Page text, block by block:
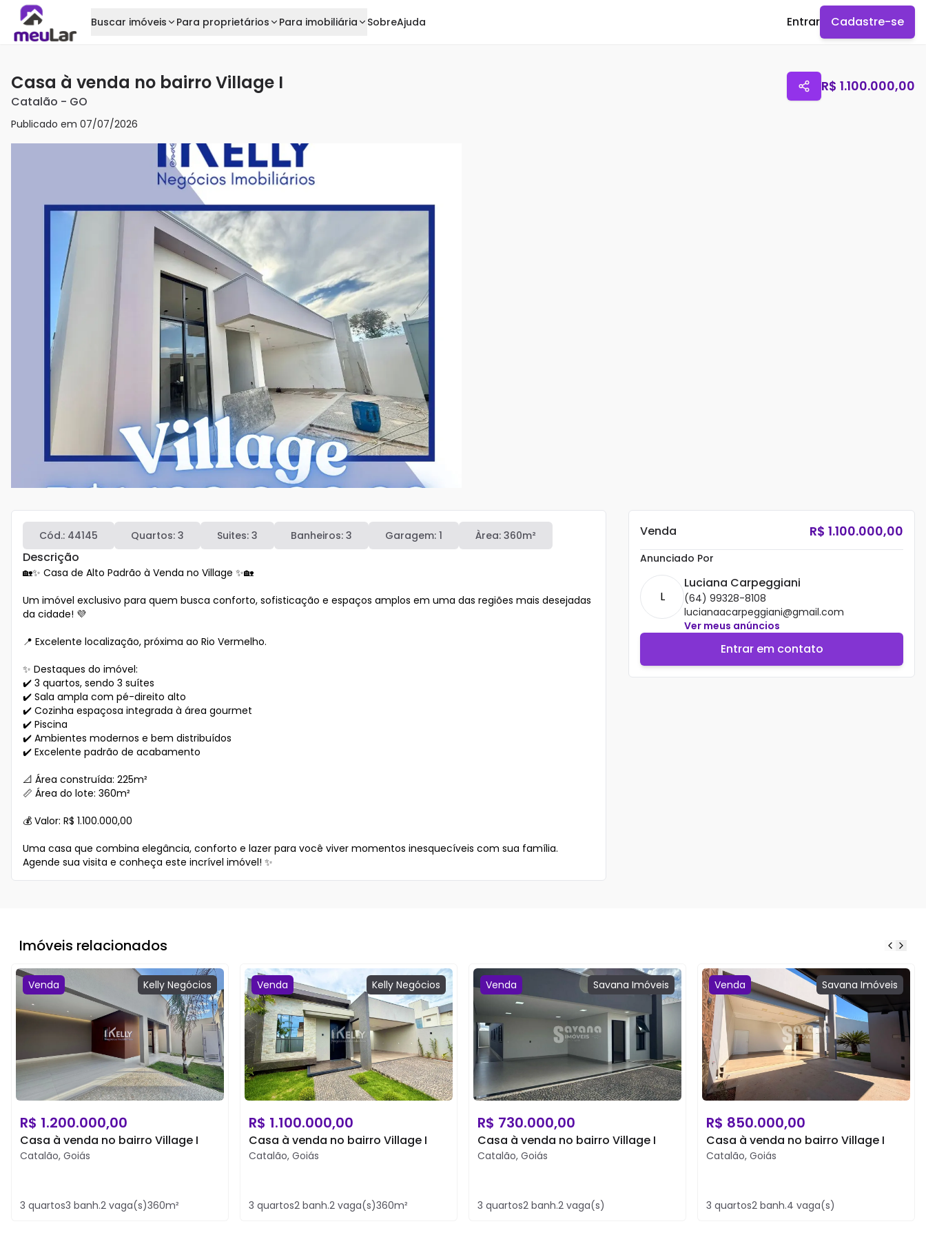
Buscar imóveis Para proprietários Para imobiliária SobreAjuda Entrar Cadastre-se
Casa à venda no bairro Village I
Catalão - GO
Publicado em 07/07/2026
R$ 1.100.000,00
Cód.: 44145 Quartos: 3 Suites: 3 Banheiros: 3 Garagem: 1 Àrea: 360m²
Descrição
🏡✨ Casa de Alto Padrão à Venda no Village ✨🏡
Um imóvel exclusivo para quem busca conforto, sofisticação e espaços amplos em uma das regiões mais desejadas
da cidade! 💜
📍 Excelente localização, próxima ao Rio Vermelho.
✨ Destaques do imóvel:
✔️ 3 quartos, sendo 3 suítes
✔️ Sala ampla com pé-direito alto
✔️ Cozinha espaçosa integrada à área gourmet
✔️ Piscina
✔️ Ambientes modernos e bem distribuídos
✔️ Excelente padrão de acabamento
📐 Área construída: 225m²
📏 Área do lote: 360m²
💰 Valor: R$ 1.100.000,00
Uma casa que combina elegância, conforto e lazer para você viver momentos inesquecíveis com sua família.
Agende sua visita e conheça este incrível imóvel! ✨
Venda R$ 1.100.000,00
Anunciado Por
L
Luciana Carpeggiani
(64) 99328-8108
lucianaacarpeggiani@gmail.com
Ver meus anúncios
Entrar em contato
Venda Kelly Negócios
R$ 1.200.000,00
Casa à venda no bairro Village I
Catalão, Goiás
3 quartos3 banh.2 vaga(s)360m²
Venda Kelly Negócios
R$ 1.100.000,00
Casa à venda no bairro Village I
Catalão, Goiás
3 quartos2 banh.2 vaga(s)360m²
Venda Savana Imóveis
R$ 730.000,00
Casa à venda no bairro Village I
Catalão, Goiás
3 quartos2 banh.2 vaga(s)
Venda Savana Imóveis
R$ 850.000,00
Casa à venda no bairro Village I
Catalão, Goiás
3 quartos2 banh.4 vaga(s)
Imóveis relacionados